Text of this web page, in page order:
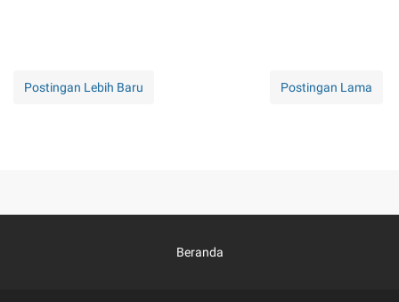
Postingan Lebih Baru Postingan Lama
Beranda